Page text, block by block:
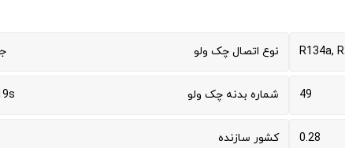
R134a,
49
0.28
نوع اتصال چک ولو
شماره بدنه چک ولو
کشور سازنده